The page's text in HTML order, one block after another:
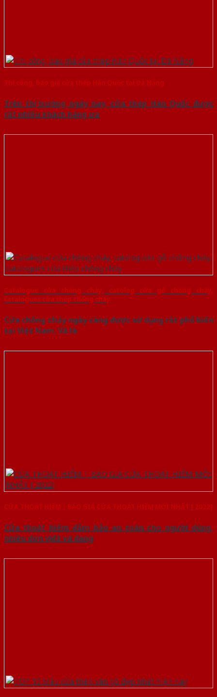
Thi công, báo giá cửa thép Hàn Quốc tại Đà Nẵng
Trên thị trường ngày nay, cửa thép Hàn Quốc được
rất nhiều khách hàng ưa
Catalogue cửa chống cháy, catolog cửa gỗ chống cháy,
catalogues cửa thép chống cháy
Cửa chống cháy ngày càng được sử dụng rất phổ biến
tại Việt Nam. Và là
CỬA THOÁT HIỂM | BÁO GIÁ CỬA THOÁT HIỂM MỚI NHẤT [ 2022]
Cửa thoát hiểm đảm bảo an toàn cho người dùng,
nhiều đơn vị đã và đang